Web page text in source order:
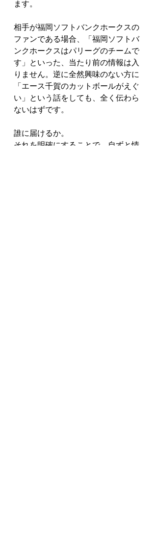
ます。
相手が福岡ソフトバンクホークスの
ファンである場合、「福岡ソフトバ
ンクホークスはパリーグのチームで
す」といった、当たり前の情報は入
りません。逆に全然興味のない方に
「エース千賀のカットボールがえぐ
い」という話をしても、全く伝わら
ないはずです。
誰に届けるか。
それを明確にすることで、自ずと情